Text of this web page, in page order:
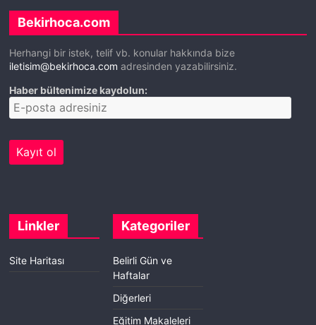
Bekirhoca.com
Herhangi bir istek, telif vb. konular hakkında bize
iletisim@bekirhoca.com adresinden yazabilirsiniz.
Haber bültenimize kaydolun:
Linkler
Site Haritası
Kategoriler
Belirli Gün ve
Haftalar
Diğerleri
Eğitim Makaleleri